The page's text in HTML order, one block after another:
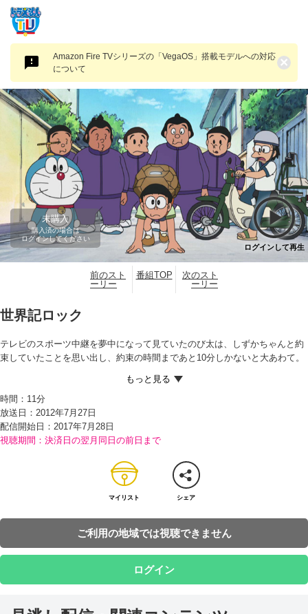
Amazon Fire TVシリーズの「VegaOS」搭載モデルへの対応
について
×
未購入
購入済の場合は
ログインしてください
ログインして再生
前のスト
ーリー
番組TOP
次のスト
ーリー
世界記ロック
テレビのスポーツ中継を夢中になって見ていたのび太は、しずかちゃんと約
束していたことを思い出し、約束の時間まであと10分しかないと大あわて。
つ道具を取り出す。これを背負うと、いろいろな競技の世界記録を味わうこ
とができるのだという。 さっそく世界記ロックを背負って100m競争を設定
したところ、足のおそいのび太が、風のように走ることができたからビック
リ！ 続いて、400m競争でしずかちゃんの家の近くまで走ったのび太だった
が、いつもの道が工事中で…！？
時間： 11分
放送日：2012年7月27日
配信開始日： 2017年7月28日
視聴期間：決済日の翌月同日の前日まで
マイリスト シェア
ご利用の地域では視聴できません
ログイン